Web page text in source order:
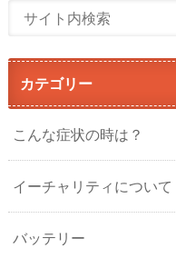
カテゴリー
こんな症状の時は？
イーチャリティについて
バッテリー